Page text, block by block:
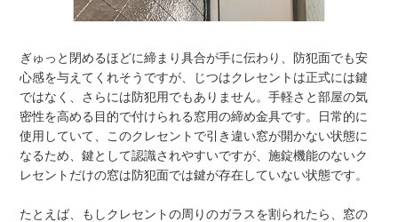
ぎゅっと閉めるほどに締まり具合が手に伝わり、防犯面でも安
心感を与えてくれそうですが、じつはクレセントは正式には鍵
ではなく、さらには防犯用でもありません。手軽さと部屋の気
密性を高める目的で付けられる窓用の締め金具です。日常的に
使用していて、このクレセントで引き違い窓が開かない状態に
なるため、鍵として認識されやすいですが、施錠機能のないク
レセントだけの窓は防犯面では鍵が存在していない状態です。
たとえば、もしクレセントの周りのガラスを割られたら、窓の